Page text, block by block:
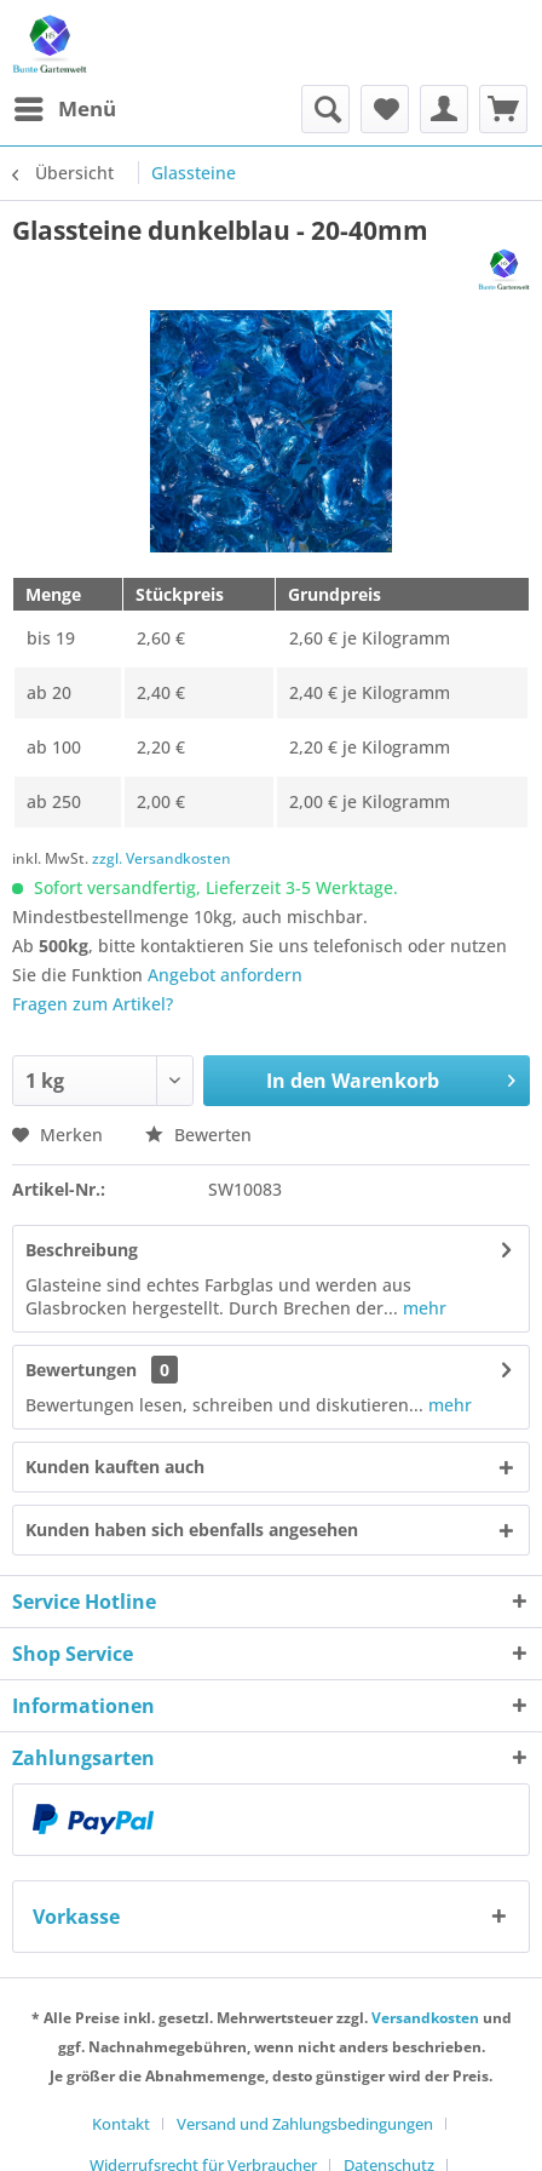
Menü
Übersicht Glassteine
Glassteine dunkelblau - 20-40mm
Menge Stückpreis
Grundpreis
bis 19 2,60 € 2,60 € je Kilogramm
ab 20 2,40 € 2,40 € je Kilogramm
ab 100 2,20 € 2,20 € je Kilogramm
ab 250 2,00 € 2,00 € je Kilogramm
inkl. MwSt.zzgl. Versandkosten
Sofort versandfertig, Lieferzeit 3-5 Werktage.
Mindestbestellmenge 10kg, auch mischbar.
Ab 500kg, bitte kontaktieren Sie uns telefonisch oder nutzen
Sie die Funktion Angebot anfordern
Fragen zum Artikel?
In den Warenkorb
Merken Bewerten
Artikel-Nr.: SW10083
Beschreibung
Glasteine sind echtes Farbglas und werden aus
Glasbrocken hergestellt. Durch Brechen der... mehr
Bewertungen
0
Bewertungen lesen, schreiben und diskutieren... mehr
Kunden kauften auch
Kunden haben sich ebenfalls angesehen
Service Hotline
Shop Service
Informationen
Zahlungsarten
Vorkasse
* Alle Preise inkl. gesetzl. Mehrwertsteuer zzgl.Versandkosten und
ggf. Nachnahmegebühren, wenn nicht anders beschrieben.
Je größer die Abnahmemenge, desto günstiger wird der Preis.
Kontakt
Versand und Zahlungsbedingungen
Widerrufsrecht für Verbraucher
Datenschutz